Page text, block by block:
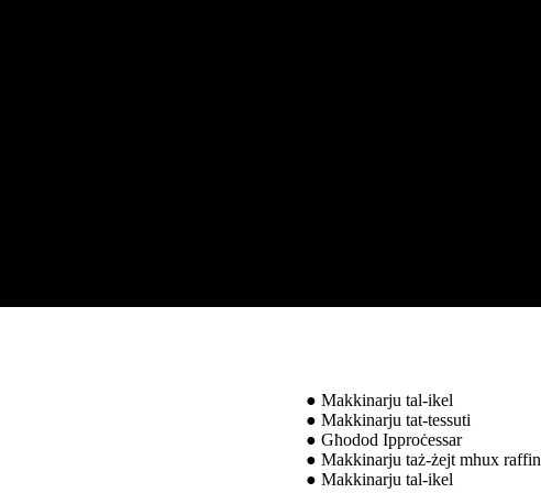
● Makkinarju tal-ikel
● Makkinarju tat-tessuti
● Għodod Ipproċessar
● Makkinarju taż-żejt mhux
● Makkinarju tal-ikel